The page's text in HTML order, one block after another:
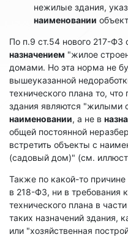
нежилые здания,
наименовании
По п.9 ст.54 нового 217-ФЗ
назначением "жилое
домами. Но эта норма не
вышеуказанной
технического плана то,
здания являются "жилыми
наименовании, а не в
общей постоянной
встретить объекты с
(садовый дом)" (см.
Также по какой-то
в 218-ФЗ, ни в требования
технического плана в
таких назначений
или "хозяйственная